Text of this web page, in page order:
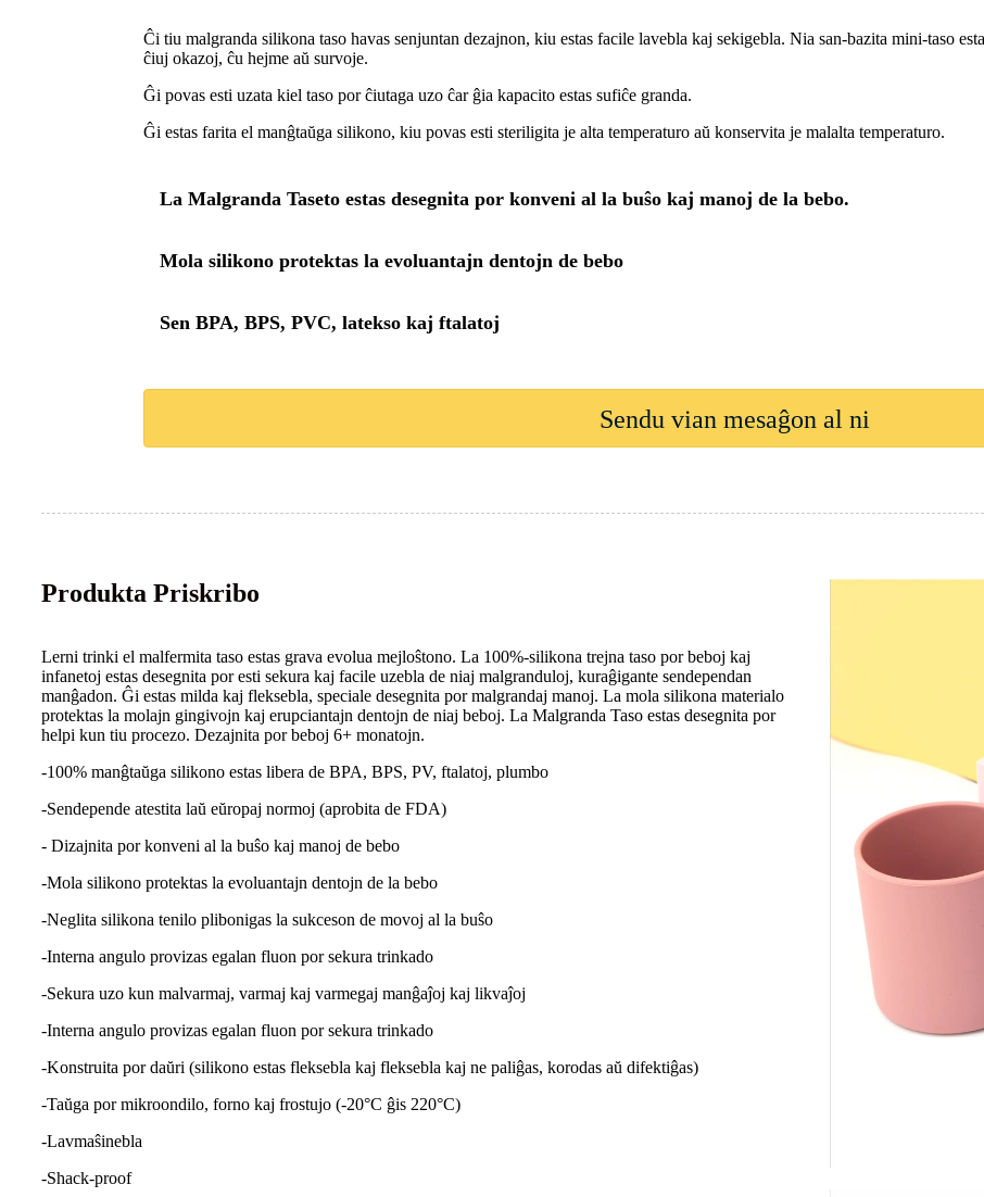
Ĉi tiu malgranda silikona taso havas senjuntan dezajnon, kiu estas facile lavebla kaj sekigebla. Nia san-bazita mini-taso
ĉiuj okazoj, ĉu hejme aŭ survoje.
Ĝi povas esti uzata kiel taso por ĉiutaga uzo ĉar ĝia kapacito estas sufiĉe granda.
Ĝi estas farita el manĝtaŭga silikono, kiu povas esti steriligita je alta temperaturo aŭ konservita je malalta temperaturo.
La Malgranda Taseto estas desegnita por konveni al la buŝo kaj manoj de la bebo.
Mola silikono protektas la evoluantajn dentojn de bebo
Sen BPA, BPS, PVC, latekso kaj ftalatoj
Sendu vian mesaĝon al ni
Produkta Priskribo
Lerni trinki el malfermita taso estas grava evolua mejloŝtono. La 100%-silikona trejna taso por beboj kaj
infanetoj estas desegnita por esti sekura kaj facile uzebla de niaj malgranduloj, kuraĝigante sendependan
manĝadon. Ĝi estas milda kaj fleksebla, speciale desegnita por malgrandaj manoj. La mola silikona materialo
protektas la molajn gingivojn kaj erupciantajn dentojn de niaj beboj. La Malgranda Taso estas desegnita por
helpi kun tiu procezo. Dezajnita por beboj 6+ monatojn.
-100% manĝtaŭga silikono estas libera de BPA, BPS, PV, ftalatoj, plumbo
-Sendepende atestita laŭ eŭropaj normoj (aprobita de FDA)
- Dizajnita por konveni al la buŝo kaj manoj de bebo
-Mola silikono protektas la evoluantajn dentojn de la bebo
-Neglita silikona tenilo plibonigas la sukceson de movoj al la buŝo
-Interna angulo provizas egalan fluon por sekura trinkado
-Sekura uzo kun malvarmaj, varmaj kaj varmegaj manĝaĵoj kaj likvaĵoj
-Interna angulo provizas egalan fluon por sekura trinkado
-Konstruita por daŭri (silikono estas fleksebla kaj fleksebla kaj ne paliĝas, korodas aŭ difektiĝas)
-Taŭga por mikroondilo, forno kaj frostujo (-20°C ĝis 220°C)
-Lavmaŝinebla
-Shack-proof